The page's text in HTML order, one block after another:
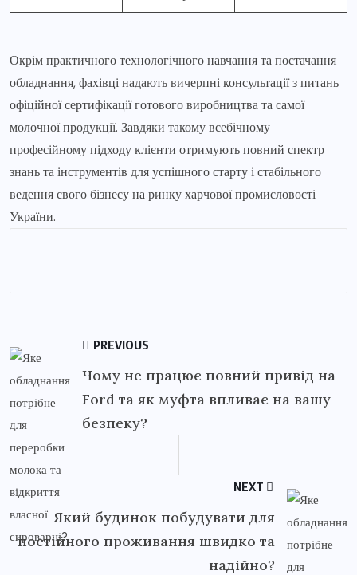
Окрім практичного технологічного навчання та постачання
обладнання, фахівці надають вичерпні консультації з питань
офіційної сертифікації готового виробництва та самої
молочної продукції. Завдяки такому всебічному
професійному підходу клієнти отримують повний спектр
знань та інструментів для успішного старту і стабільного
ведення свого бізнесу на ринку харчової промисловості
України.
PREVIOUS
Чому не працює повний привід на
Ford та як муфта впливає на вашу
безпеку?
NEXT
Який будинок побудувати для
постійного проживання швидко та
надійно?